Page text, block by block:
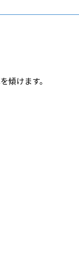
傾けます。